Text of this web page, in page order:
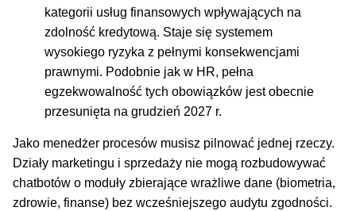
kategorii usług finansowych wpływających na
zdolność kredytową. Staje się systemem
wysokiego ryzyka z pełnymi konsekwencjami
prawnymi. Podobnie jak w HR, pełna
egzekwowalność tych obowiązków jest obecnie
przesunięta na grudzień 2027 r.
Jako menedżer procesów musisz pilnować jednej rzeczy.
Działy marketingu i sprzedaży nie mogą rozbudowywać
chatbotów o moduły zbierające wrażliwe dane (biometria,
zdrowie, finanse) bez wcześniejszego audytu zgodności.